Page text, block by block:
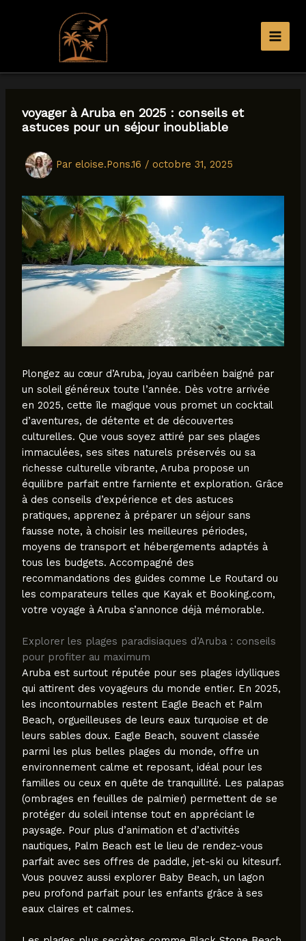
Aller
voyager à Aruba en 2025 : conseils et
astuces pour un séjour inoubliable
Par eloise.Pons.16 / octobre 31, 2025
Plongez au cœur d’Aruba, joyau caribéen baigné par
un soleil généreux toute l’année. Dès votre arrivée
en 2025, cette île magique vous promet un cocktail
d’aventures, de détente et de découvertes
culturelles. Que vous soyez attiré par ses plages
immaculées, ses sites naturels préservés ou sa
richesse culturelle vibrante, Aruba propose un
équilibre parfait entre farniente et exploration. Grâce
à des conseils d’expérience et des astuces
pratiques, apprenez à préparer un séjour sans
fausse note, à choisir les meilleures périodes,
moyens de transport et hébergements adaptés à
tous les budgets. Accompagné des
recommandations des guides comme Le Routard ou
les comparateurs telles que Kayak et Booking.com,
votre voyage à Aruba s’annonce déjà mémorable.
Explorer les plages paradisiaques d’Aruba : conseils
pour profiter au maximum
Aruba est surtout réputée pour ses plages idylliques
qui attirent des voyageurs du monde entier. En 2025,
les incontournables restent Eagle Beach et Palm
Beach, orgueilleuses de leurs eaux turquoise et de
leurs sables doux. Eagle Beach, souvent classée
parmi les plus belles plages du monde, offre un
environnement calme et reposant, idéal pour les
familles ou ceux en quête de tranquillité. Les palapas
(ombrages en feuilles de palmier) permettent de se
protéger du soleil intense tout en appréciant le
paysage. Pour plus d’animation et d’activités
nautiques, Palm Beach est le lieu de rendez-vous
parfait avec ses offres de paddle, jet-ski ou kitesurf.
Vous pouvez aussi explorer Baby Beach, un lagon
peu profond parfait pour les enfants grâce à ses
eaux claires et calmes.